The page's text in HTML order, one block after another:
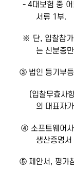
- 4대보험 중 어느
서류 1부.
※ 단, 입찰참가자
는 신분증
③ 법인 등기부등
(입찰무효사항인
의 대표자
④ 소프트웨어사업
생산증명
⑤ 제안서, 평가